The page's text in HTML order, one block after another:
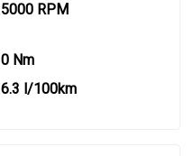
5000 RPM
0 Nm
6.3 l/100km